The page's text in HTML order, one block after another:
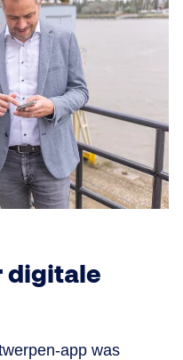
digitale
app was